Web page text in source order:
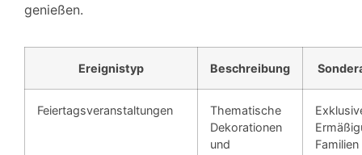
genießen.
Ereignistyp Beschreibung
Feiertagsveranstaltungen
Thematische
Dekorationen
und
Familien